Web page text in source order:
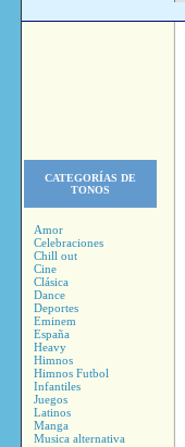
CATEGORÍAS DE
TONOS
Amor
Celebraciones
Chill out
Cine
Clásica
Dance
Deportes
Eminem
España
Heavy
Himnos
Himnos Futbol
Infantiles
Juegos
Latinos
Manga
Musica alternativa